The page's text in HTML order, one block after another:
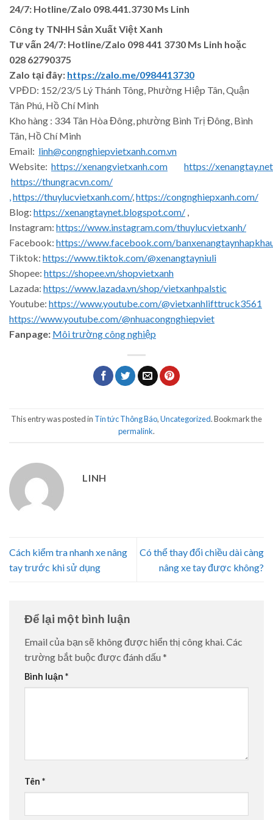
24/7: Hotline/Zalo 098.441.3730 Ms Linh
Công ty TNHH Sản Xuất Việt Xanh
Tư vấn 24/7: Hotline/Zalo 098 441 3730 Ms Linh hoặc
028 62790375
Zalo tại đây: https://zalo.me/0984413730
VPĐD: 152/23/5 Lý Thánh Tông, Phường Hiệp Tân, Quận
Tân Phú, Hồ Chí Minh
Kho hàng : 334 Tân Hòa Đông, phường Bình Trị Đông, Bình
Tân, Hồ Chí Minh
Email: linh@congnghiepvietxanh.com.vn
Website: https://xenangvietxanh.com
https://xenangtay.net
https://thungracvn.com/
,https://thuylucvietxanh.com/,https://congnghiepxanh.com/
Blog: https://xenangtaynet.blogspot.com/ ,
Instagram: https://www.instagram.com/thuylucvietxanh/
Facebook: https://www.facebook.com/
Tiktok: https://www.tiktok.com/@xenangtayniuli
Shopee: https://shopee.vn/shopvietxanh
Lazada: https://www.lazada.vn/shop/vietxanhpalstic
Youtube: https://www.youtube.com/@vietxanhlifttruck3561
https://www.youtube.com/@nhuacongnghiepviet
Fanpage: Môi trường công nghiệp
This entry was posted in Tin tức Thông Báo,Uncategorized. Bookmark the
permalink.
LINH
Cách kiểm tra nhanh xe nâng
tay trước khi sử dụng
Có thể thay đổi chiều dài càng
nâng xe tay được không?
Để lại một bình luận
Email của bạn sẽ không được hiển thị công khai.Các
trường bắt buộc được đánh dấu *
Bình luận *
Tên *